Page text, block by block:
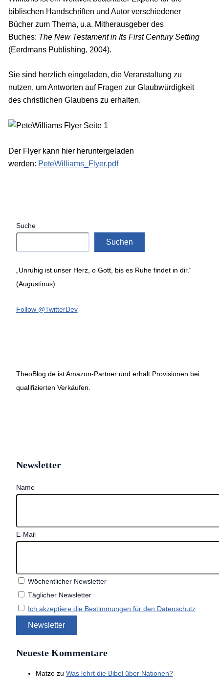
biblischen Handschriften und Autor verschiedener
Bücher zum Thema, u.a. Mitherausgeber des
Buches: The New Testament in Its First Century Setting
(Eerdmans Publishing, 2004).
Sie sind herzlich eingeladen, die Veranstaltung zu
nutzen, um Antworten auf Fragen zur Glaubwürdigkeit
des christlichen Glaubens zu erhalten.
Der Flyer kann hier heruntergeladen
werden: PeteWilliams_Flyer.pdf
Suche
Suchen
„Unruhig ist unser Herz, o Gott, bis es Ruhe findet in dir.“
(Augustinus)
Follow @TwitterDev
TheoBlog.de ist Amazon-Partner und erhält Provisionen bei
qualifizierten Verkäufen.
Newsletter
Name
E-Mail
Wöchentlicher Newsletter
Täglicher Newsletter
Ich akzeptiere die Bestimmungen für den Datenschutz
Neueste Kommentare
Matzezu Was lehrt die Bibel über Nationen?